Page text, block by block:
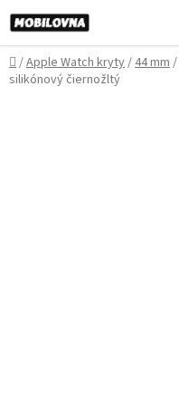
Prejsť
na
obsah
Domov
/Apple Watch kryty/44 mm/
silikónový čiernožltý